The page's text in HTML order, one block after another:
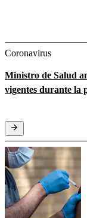
Coronavirus
Ministro de Salud
vigentes durante la